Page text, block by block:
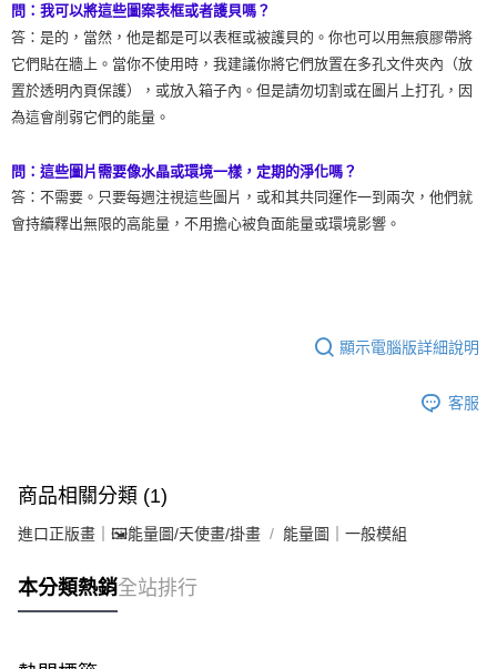
問：我可以將這些圖案表框或者護貝嗎？
答：是的，當然，他是都是可以表框或被護貝的。你也可以用無痕膠帶將
它們貼在牆上。當你不使用時，我建議你將它們放置在多孔文件夾內（放
置於透明內頁保護），或放入箱子內。但是請勿切割或在圖片上打孔，因
為這會削弱它們的能量。
問：這些圖片需要像水晶或環境一樣，定期的淨化嗎？
答：不需要。只要每週注視這些圖片，或和其共同運作一到兩次，他們就
會持續釋出無限的高能量，不用擔心被負面能量或環境影響。
顯示電腦版詳細說明
客服
商品相關分類 (1)
進口正版畫｜🖼️能量圖/天使畫/掛畫 能量圖｜一般模組
本分類熱銷全站排行